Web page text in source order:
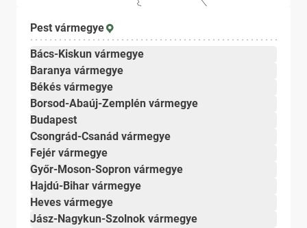
Pest vármegye
Bács-Kiskun vármegye
Baranya vármegye
Békés vármegye
Borsod-Abaúj-Zemplén vármegye
Budapest
Csongrád-Csanád vármegye
Fejér vármegye
Győr-Moson-Sopron vármegye
Hajdú-Bihar vármegye
Heves vármegye
Jász-Nagykun-Szolnok vármegye